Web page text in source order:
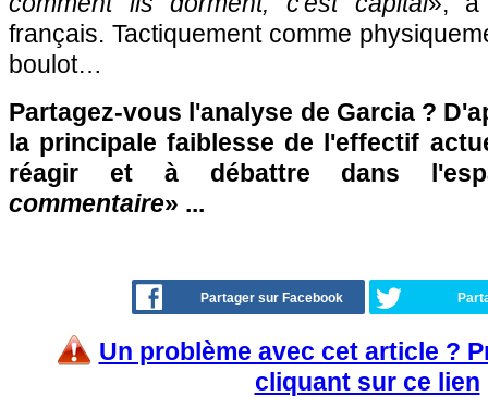
français. Tactiquement comme
boulot…
Partagez-vous l'analyse de Garcia ?
la principale faiblesse de l'effectif
réagir et à débattre dans
commentaire» ...
Partager sur Facebook
Un problème avec cet article ?
cliquant sur ce lien